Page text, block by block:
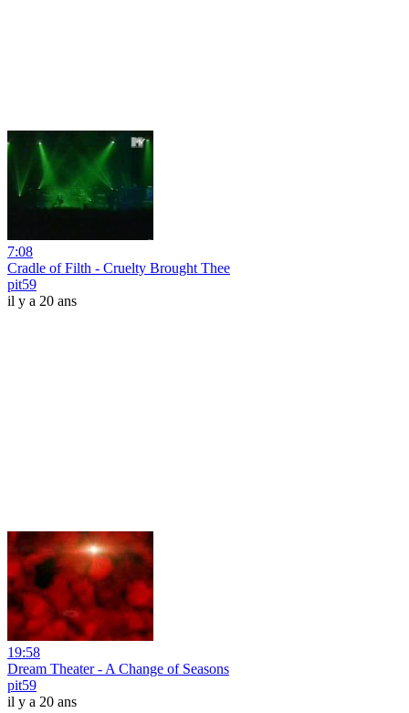
7:08
Cradle of Filth - Cruelty Brought Thee
pit59
il y a 20 ans
19:58
Dream Theater - A Change of Seasons
pit59
il y a 20 ans